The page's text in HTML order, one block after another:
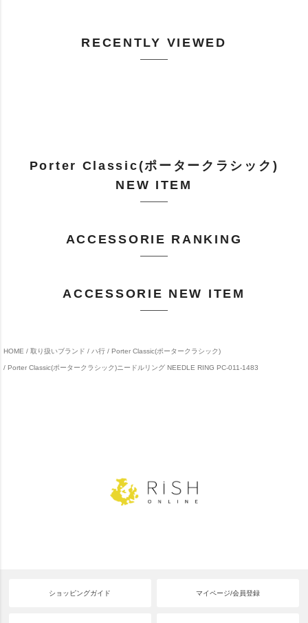
RECENTLY VIEWED
Porter Classic(ポータークラシック)
NEW ITEM
ACCESSORIE RANKING
ACCESSORIE NEW ITEM
HOME 取り扱いブランド ハ行 Porter Classic(ポータークラシック)
Porter Classic(ポータークラシック)ニードルリング NEEDLE RING PC-011-1483
ショッピングガイド マイページ/会員登録